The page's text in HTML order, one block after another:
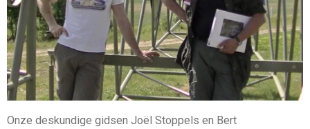
Onze deskundige gidsen Joël Stoppels en Bert